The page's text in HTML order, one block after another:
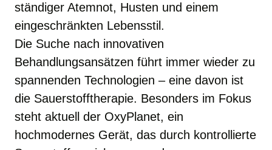
ständiger Atemnot, Husten und einem
eingeschränkten Lebensstil.
Die Suche nach innovativen
Behandlungsansätzen führt immer wieder zu
spannenden Technologien – eine davon ist
die Sauerstofftherapie. Besonders im Fokus
steht aktuell der OxyPlanet, ein
hochmodernes Gerät, das durch kontrollierte